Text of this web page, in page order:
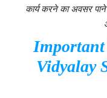
कार्य करने का अवसर
Vidyalay